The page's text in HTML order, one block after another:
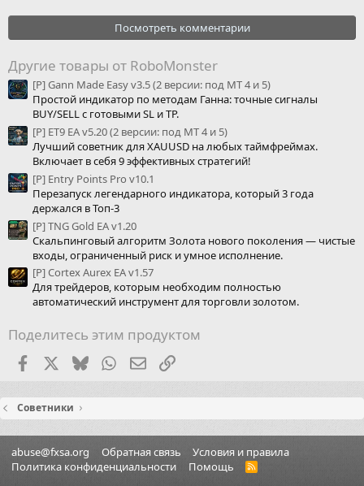
Посмотреть комментарии
Другие товары от RoboMonster
[P] Gann Made Easy v3.5 (2 версии: под МТ 4 и 5)
Простой индикатор по методам Ганна: точные сигналы
BUY/SELL с готовыми SL и TP.
[P] ET9 EA v5.20 (2 версии: под МТ 4 и 5)
Лучший советник для XAUUSD на любых таймфреймах.
Включает в себя 9 эффективных стратегий!
[P] Entry Points Pro v10.1
Перезапуск легендарного индикатора, который 3 года
держался в Топ-3
[P] TNG Gold EA v1.20
Скальпинговый алгоритм Золота нового поколения — чистые
входы, ограниченный риск и умное исполнение.
[P] Cortex Aurex EA v1.57
Для трейдеров, которым необходим полностью
автоматический инструмент для торговли золотом.
Поделитесь этим продуктом
FacebookX (Twitter)
BlueskyWhatsApp
Электронная почта
Ссылка
Советники
abuse@fxsa.org Обратная связь
Условия и правила
Политика конфиденциальности
Помощь
R